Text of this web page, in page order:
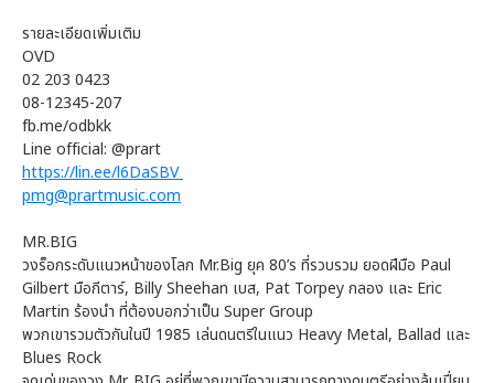
รายละเอียดเพิ่มเติม
OVD
02 203 0423
08-12345-207
fb.me/odbkk
Line official: @prart
https://lin.ee/l6DaSBV
pmg@prartmusic.com
MR.BIG
วงร็อกระดับแนวหน้าของโลก Mr.Big ยุค 80’s ที่รวบรวม ยอดฝีมือ Paul
Gilbert มือกีตาร์, Billy Sheehan เบส, Pat Torpey กลอง และ Eric
Martin ร้องนำ ที่ต้องบอกว่าเป็น Super Group
พวกเขารวมตัวกันในปี 1985 เล่นดนตรีในแนว Heavy Metal, Ballad และ
Blues Rock